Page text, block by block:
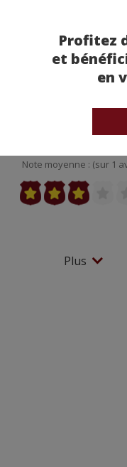
Profitez
et
en
Les disparus de St-
Christian-Jaque
Note moyenne : (sur 1
Plus